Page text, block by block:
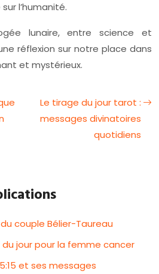
l’humanité.
lunaire, entre science et
réflexion sur notre place dans
et mystérieux.
Le tirage du jour tarot :
messages divinatoires
quotidiens
couple Bélier-Taureau
jour pour la femme cancer
et ses messages